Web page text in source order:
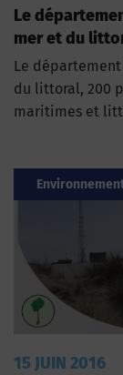
Le
mer et du
Le
du littoral, 200
maritimes et
15 JUIN 2016